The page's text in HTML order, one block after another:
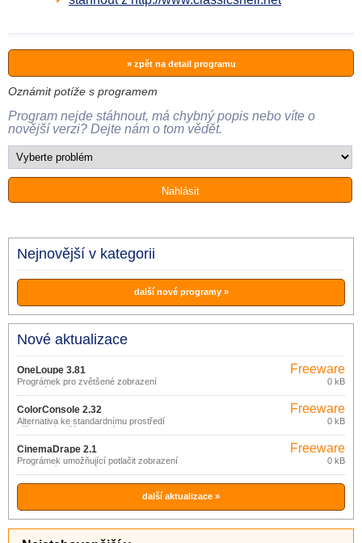
» zpět na detail programu
Oznámit potíže s programem
Program nejde stáhnout, má chybný popis nebo víte o
novější verzi? Dejte nám o tom vědět.
Nejnovější v kategorii
další nové programy »
Nové aktualizace
OneLoupe 3.81
Prográmek pro zvětšené zobrazení
zvolené oblasti na obrazovce.
Freeware
0 kB
ColorConsole 2.32
Alternativa ke standardnímu prostředí
příkazového řádku systému Windows.
Freeware
0 kB
CinemaDrape 2.1
Prográmek umožňující potlačit zobrazení
(ztmavení) pracovní plochy mimo
zvolenou oblast zájmu.
Freeware
0 kB
další aktualizace »